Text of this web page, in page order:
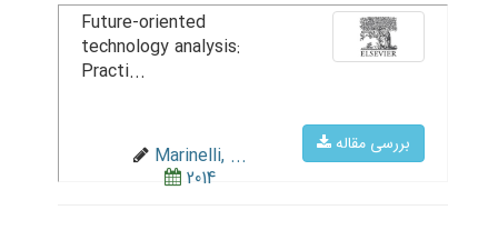
بررسی مقاله
Future-oriented
technology analysis:
Practi...
Marinelli, ...
2014